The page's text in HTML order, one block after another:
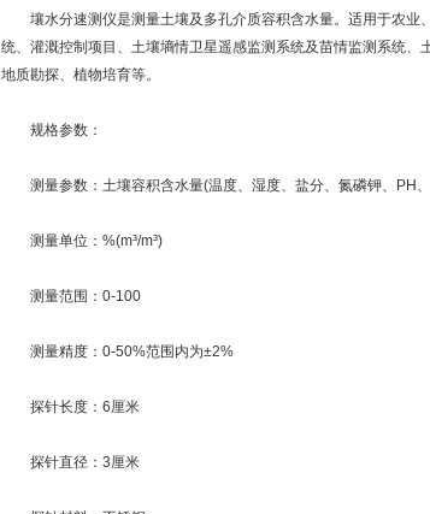
壤水分速测仪是测量土壤及多孔介质容积含水量。适用于农业
统、灌溉控制项目、土壤墒情卫星遥感监测系统及苗情监测系统、
地质勘探、植物培育等。
规格参数：
测量参数：土壤容积含水量(温度、湿度、盐分、氮磷钾、PH
测量单位：%(m³/m³)
测量范围：0-100
测量精度：0-50%范围内为±2%
探针长度：6厘米
探针直径：3厘米